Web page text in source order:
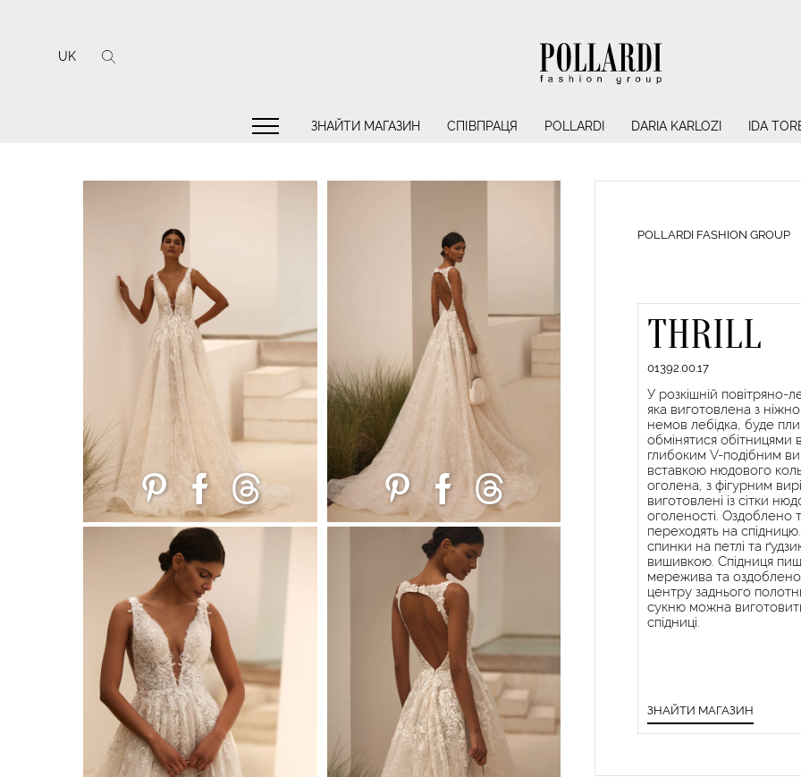
UK
ЗНАЙТИ МАГАЗИН СПІВПРАЦЯ POLLARDI DARIA KARLOZI IDA
POLLARDI FASHION GROUP
THRILL
01392.00.17
У розкішній повітряно-
яка виготовлена з
немов лебідка, буде
обмінятися обітницями
глибоким V-подібним
вставкою нюдового
оголена, з фігурним
виготовлені із сітки
оголеності. Оздоблено
переходять на
спинки на петлі та
вишивкою. Спідниця
мережива та оздоблено
центру заднього
сукню можна
спідниці.
ЗНАЙТИ МАГАЗИН